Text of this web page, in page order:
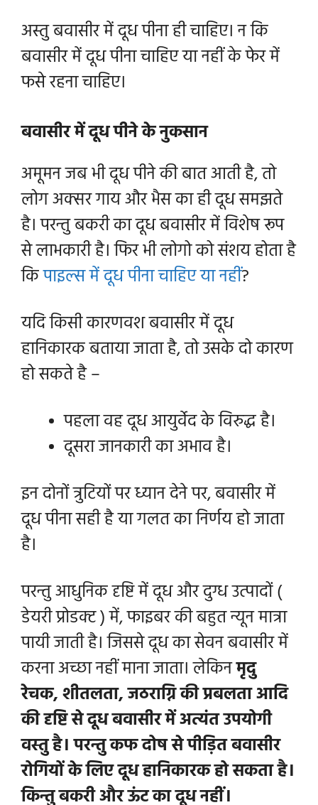
अस्तु बवासीर में दूध पीना ही चाहिए। न कि
बवासीर में दूध पीना चाहिए या नहीं के फेर में
फसे रहना चाहिए।
बवासीर में दूध पीने के नुकसान
अमूमन जब भी दूध पीने की बात आती है, तो
लोग अक्सर गाय और भैस का ही दूध समझते
है। परन्तु बकरी का दूध बवासीर में विशेष रूप
से लाभकारी है। फिर भी लोगो को संशय होता है
किपाइल्स में दूध पीना चाहिए या नहीं?
यदि किसी कारणवश बवासीर में दूध
हानिकारक बताया जाता है, तो उसके दो कारण
हो सकते है –
पहला वह दूध आयुर्वेद के विरुद्ध है।
दूसरा जानकारी का अभाव है।
इन दोनों त्रुटियों पर ध्यान देने पर, बवासीर में
दूध पीना सही है या गलत का निर्णय हो जाता
है।
परन्तु आधुनिक दृष्टि में दूध और दुग्ध उत्पादों (
डेयरी प्रोडक्ट ) में, फाइबर की बहुत न्यून मात्रा
पायी जाती है। जिससे दूध का सेवन बवासीर में
करना अच्छा नहीं माना जाता। लेकिनमृदु
रेचक, शीतलता, जठराग्नि की प्रबलता आदि
की दृष्टि से दूध बवासीर में अत्यंत उपयोगी
वस्तु है। परन्तु कफ दोष से पीड़ित बवासीर
रोगियों के लिए दूध हानिकारक हो सकता है।
किन्तु बकरी और ऊंट का दूध नहीं।